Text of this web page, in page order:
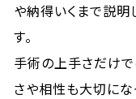
や納得いくまで説明
す。
手術の上手さだけで
さや相性も大切にな